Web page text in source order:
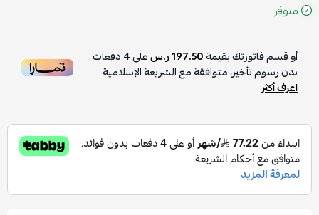
متوفر
أو قسم فاتورتك بقيمة197.50 ر.س على4دفعات
بدون رسوم تأخير، متوافقة مع الشريعة الإسلامية
اعرف أكثر